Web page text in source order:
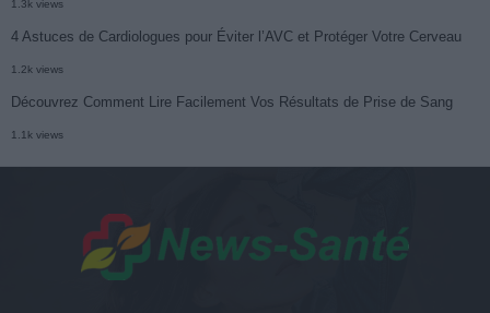
1.3k views
4 Astuces de Cardiologues pour Éviter l’AVC et Protéger Votre Cerveau
1.2k views
Découvrez Comment Lire Facilement Vos Résultats de Prise de Sang
1.1k views